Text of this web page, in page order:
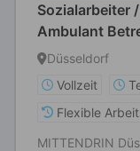
Sozialarbeiter
Ambulant
Teilzeit
Düsseldorf
Vollzeit
Flexible
MITTENDRIN